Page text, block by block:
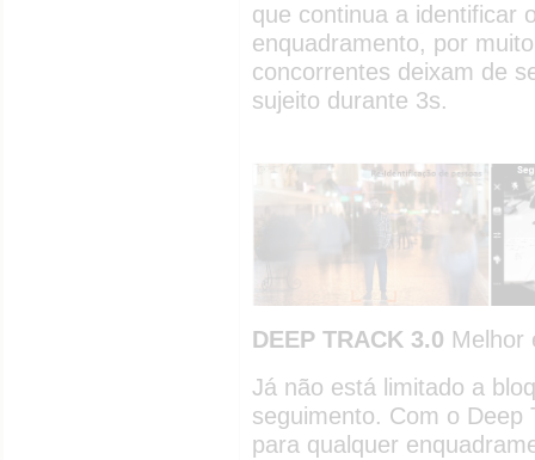
que continua a identificar
enquadramento, por
concorrentes deixam de
sujeito durante 3s.
DEEP TRACK 3.0 Melhor
Já não está limitado a
seguimento. Com o Deep
para qualquer